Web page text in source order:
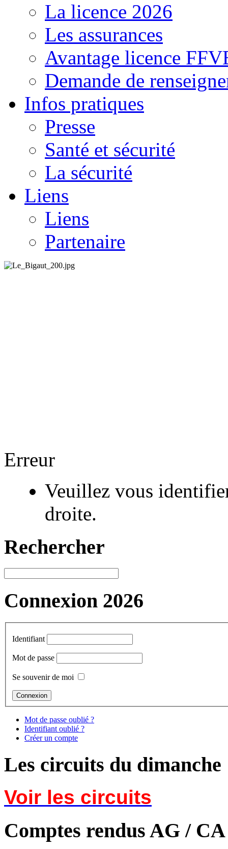
La licence 2026
Les assurances
Avantage licence
Demande de
Infos pratiques
Presse
Santé et sécurité
La sécurité
Liens
Liens
Partenaire
Erreur
Veuillez vous
droite.
Rechercher
Connexion 2026
Identifiant
Mot de passe
Se souvenir de moi
Mot de passe oublié ?
Identifiant oublié ?
Créer un compte
Les circuits du dimanche
Voir les circuits
Comptes rendus AG / CA